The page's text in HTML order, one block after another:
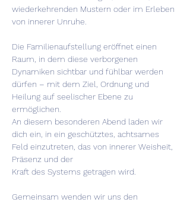
wiederkehrenden Mustern oder im Erleben
von innerer Unruhe.
Die Familienaufstellung eröffnet einen
Raum, in dem diese verborgenen
Dynamiken sichtbar und fühlbar werden
dürfen – mit dem Ziel, Ordnung und
Heilung auf seelischer Ebene zu
ermöglichen.
An diesem besonderen Abend laden wir
dich ein, in ein geschütztes, achtsames
Feld einzutreten, das von innerer Weisheit,
Präsenz und der
Kraft des Systems getragen wird.
Gemeinsam wenden wir uns den